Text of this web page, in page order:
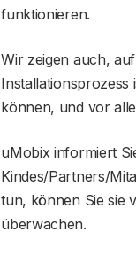
funktionieren.
Wir zeigen auch,
können, und vor
uMobix informiert
Kindes/Partners/
tun, können Sie sie
überwachen.